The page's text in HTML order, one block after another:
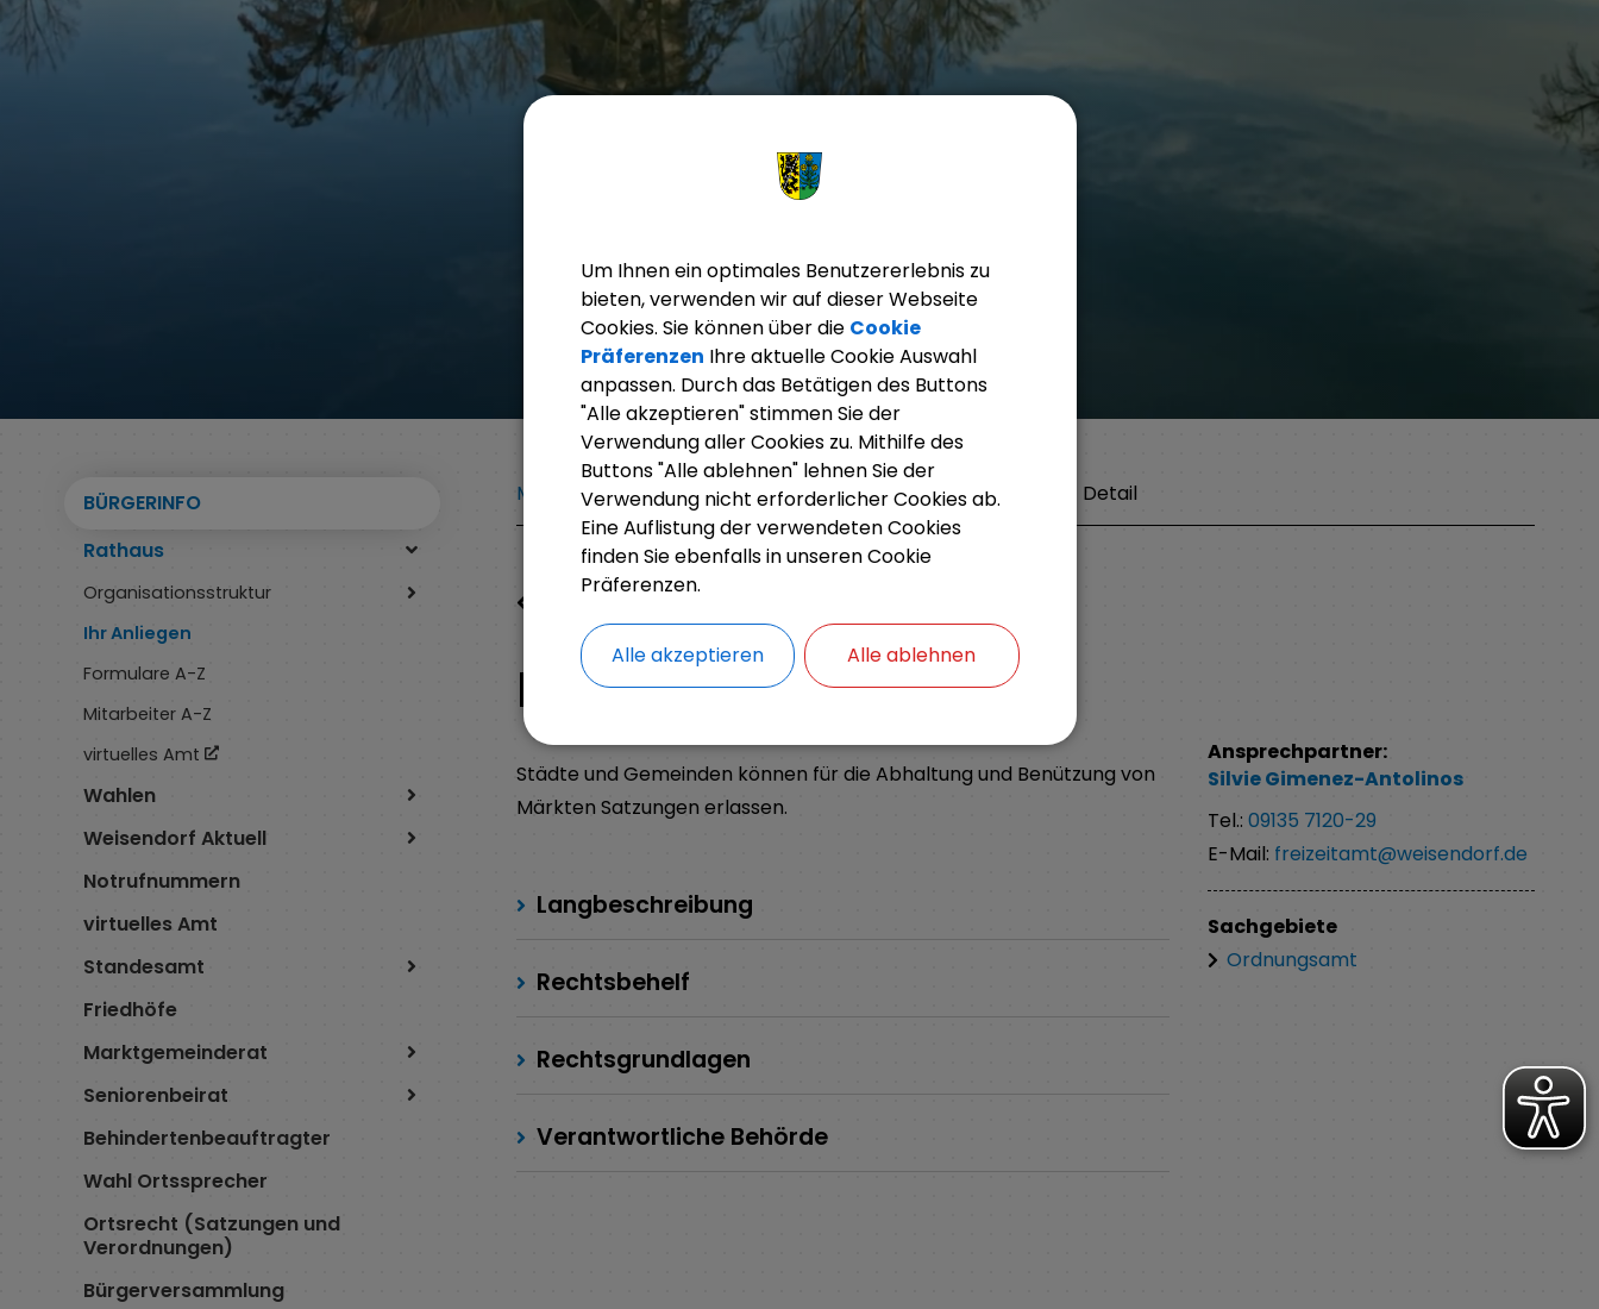
BÜRGERINFO
Rathaus
Organisationsstruktur
Ihr Anliegen
Formulare A-Z
Mitarbeiter A-Z
virtuelles Amt
Wahlen
Weisendorf Aktuell
Notrufnummern
virtuelles Amt
Standesamt
Friedhöfe
Marktgemeinderat
Seniorenbeirat
Behindertenbeauftragter
Wahl Ortssprecher
Ortsrecht (Satzungen und
Verordnungen)
Bürgerversammlung
Markt Weisendorf Bürgerinfo Rathaus Ihr Anliegen Detail
Marktordnung; Erlass
Städte und Gemeinden können für die Abhaltung und Benützung von
Märkten Satzungen erlassen.
Langbeschreibung
Rechtsbehelf
Rechtsgrundlagen
Verantwortliche Behörde
Ansprechpartner:
SilvieGimenez-Antolinos
Tel.:09135 7120-29
E-Mail: freizeitamt@weisendorf.de
Sachgebiete
Ordnungsamt
Um Ihnen ein optimales Benutzererlebnis zu
bieten, verwenden wir auf dieser Webseite
Cookies. Sie können über die Cookie
Präferenzen Ihre aktuelle Cookie Auswahl
anpassen. Durch das Betätigen des Buttons
"Alle akzeptieren" stimmen Sie der
Verwendung aller Cookies zu. Mithilfe des
Buttons "Alle ablehnen" lehnen Sie der
Verwendung nicht erforderlicher Cookies ab.
Eine Auflistung der verwendeten Cookies
finden Sie ebenfalls in unseren Cookie
Präferenzen.
Alle akzeptieren Alle ablehnen